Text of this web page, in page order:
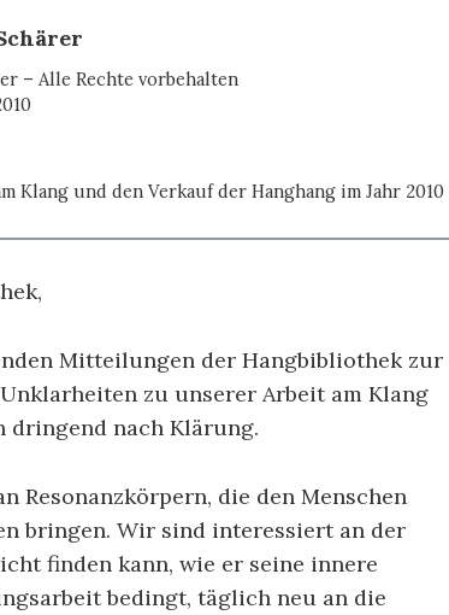
– Alle Rechte vorbehalten
und den Verkauf der Hanghang im Jahr 2010
Mitteilungen der Hangbibliothek zur
zu unserer Arbeit am Klang
dringend nach Klärung.
Resonanzkörpern, die den Menschen
bringen. Wir sind interessiert an der
finden kann, wie er seine innere
bedingt, täglich neu an die